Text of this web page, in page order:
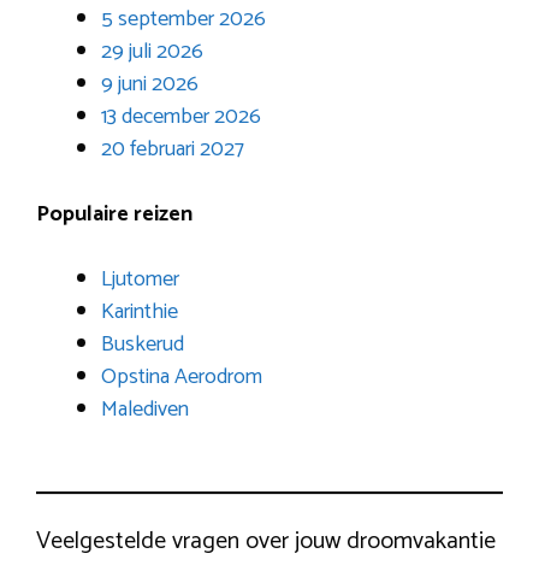
5 september 2026
29 juli 2026
9 juni 2026
13 december 2026
20 februari 2027
Populaire reizen
Ljutomer
Karinthie
Buskerud
Opstina Aerodrom
Malediven
Veelgestelde vragen over jouw droomvakantie